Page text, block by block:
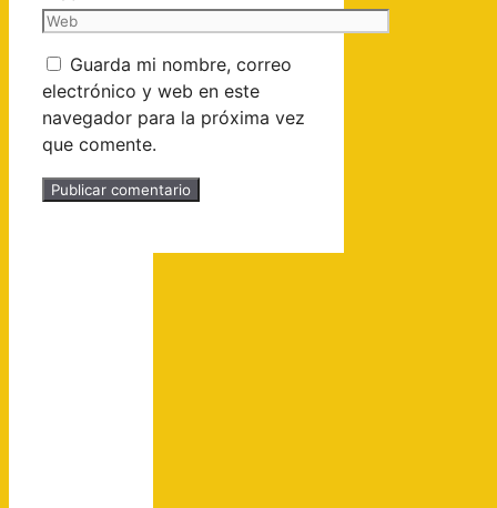
Guarda mi nombre, correo
electrónico y web en este
navegador para la próxima vez
que comente.